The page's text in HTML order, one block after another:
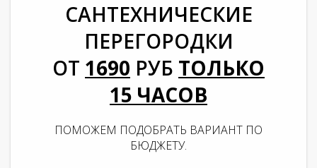
САНТЕХНИЧЕСКИЕ
ПЕРЕГОРОДКИ
ОТ 1690 РУБ ТОЛЬКО
15 ЧАСОВ
ПОМОЖЕМ ПОДОБРАТЬ ВАРИАНТ ПО
БЮДЖЕТУ.